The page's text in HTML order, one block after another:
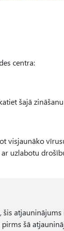
centra:
šajā
visjaunāko
uzlabotu
šis
šā